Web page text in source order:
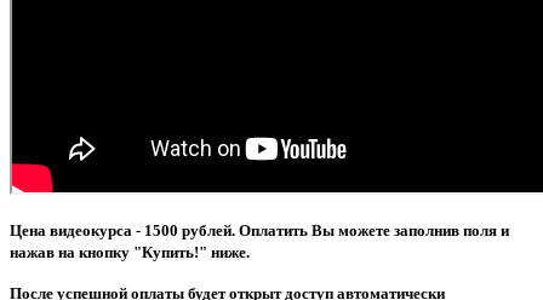
Цена видеокурса - 1500 рублей. Оплатить Вы можете заполнив поля и
нажав на кнопку "Купить!" ниже.
После успешной оплаты будет открыт доступ автоматически